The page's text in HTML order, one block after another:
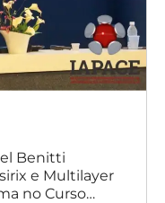
Benitti
e Multilayer
no Curso